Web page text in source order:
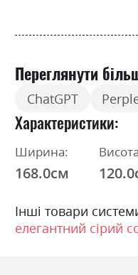
Переглянути
ChatGPT
Характеристики
Ширина:
168.0см
Інші товари
елегантний сірий